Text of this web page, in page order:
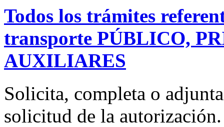
Todos los trámites
transporte PÚBLICO,
AUXILIARES
Solicita, completa o
solicitud de la autorización.